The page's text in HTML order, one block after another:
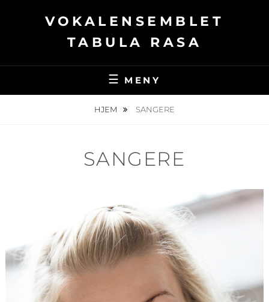
VOKALENSEMBLET
TABULA RASA
MENY
HJEM SANGERE
SANGERE